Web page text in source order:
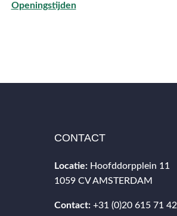
Openingstijden
CONTACT
Locatie: Hoofddorpplein 11
1059 CV AMSTERDAM
Contact: +31 (0)20 615 71 42